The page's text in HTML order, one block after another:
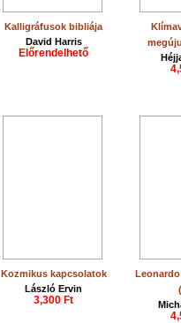
Kalligráfusok bibliája
David Harris
Előrendelhető
Kozmikus kapcsolatok
László Ervin
3,300 Ft